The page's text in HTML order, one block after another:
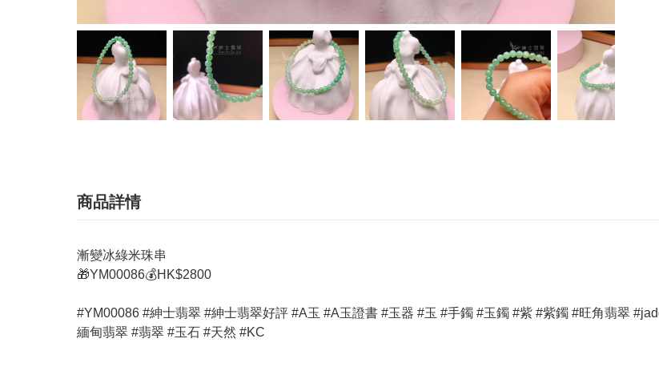
商品詳情
漸變冰綠米珠串
🎁YM00086💰HK$2800
#YM00086 #紳士翡翠 #紳士翡翠好評 #A玉 #A玉證書 #玉器 #玉 #手鐲 #玉鐲 #紫 #紫鐲 #旺角翡翠
緬甸翡翠 #翡翠 #玉石 #天然 #KC